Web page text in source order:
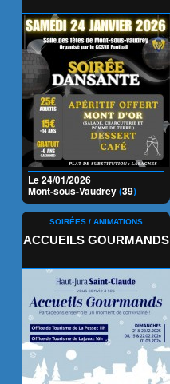
Le 24/01/2026
Mont-sous-Vaudrey(39)
SOIRÉES / ANIMATIONS
ACCUEILS GOURMANDS